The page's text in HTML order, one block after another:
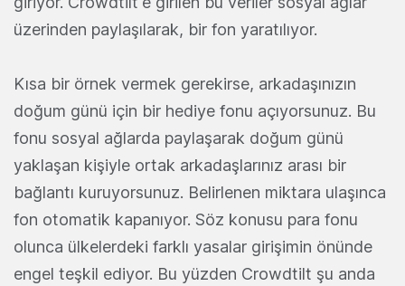
üzerinden paylaşılarak, bir fon yaratılıyor.
Kısa bir örnek vermek gerekirse, arkadaşınızın
doğum günü için bir hediye fonu açıyorsunuz. Bu
fonu sosyal ağlarda paylaşarak doğum günü
yaklaşan kişiyle ortak arkadaşlarınız arası bir
bağlantı kuruyorsunuz. Belirlenen miktara ulaşınca
fon otomatik kapanıyor. Söz konusu para fonu
olunca ülkelerdeki farklı yasalar girişimin önünde
engel teşkil ediyor. Bu yüzden Crowdtilt şu anda